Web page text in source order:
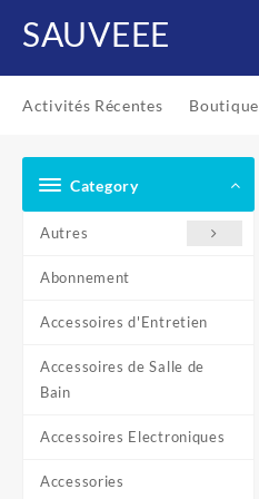
SAUVEEE
Activités Récentes Boutique
Category
Autres
Abonnement
Accessoires d'Entretien
Accessoires de Salle de
Bain
Accessoires Electroniques
Accessories